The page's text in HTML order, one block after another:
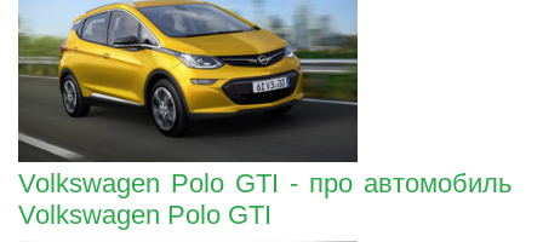
Volkswagen Polo GTI - про автомобиль
Volkswagen Polo GTI